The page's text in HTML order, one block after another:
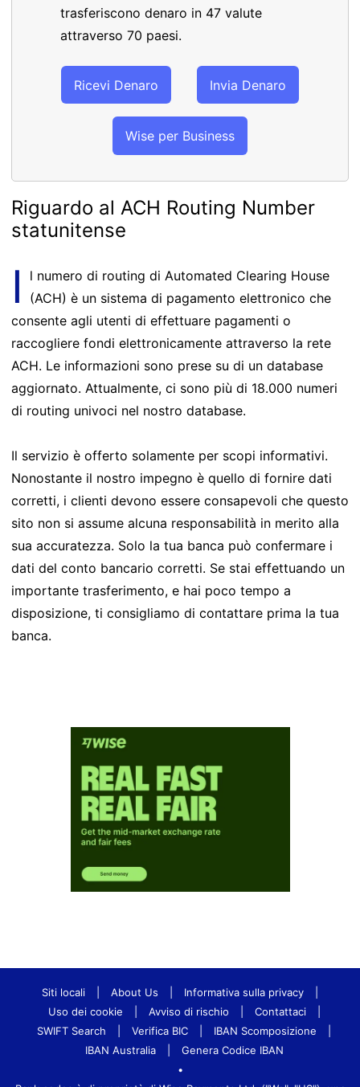
trasferiscono denaro in 47 valute
attraverso 70 paesi.
Ricevi Denaro Invia Denaro
Wise per Business
Riguardo al ACH Routing Number
statunitense
I
l numero di routing di Automated Clearing House
(ACH) è un sistema di pagamento elettronico che
consente agli utenti di effettuare pagamenti o
raccogliere fondi elettronicamente attraverso la rete
ACH. Le informazioni sono prese su di un database
aggiornato. Attualmente, ci sono più di 18.000 numeri
di routing univoci nel nostro database.
Il servizio è offerto solamente per scopi informativi.
Nonostante il nostro impegno è quello di fornire dati
corretti, i clienti devono essere consapevoli che questo
sito non si assume alcuna responsabilità in merito alla
sua accuratezza. Solo la tua banca può confermare i
dati del conto bancario corretti. Se stai effettuando un
importante trasferimento, e hai poco tempo a
disposizione, ti consigliamo di contattare prima la tua
banca.
Siti locali About Us Informativa sulla privacy
Uso dei cookie
Avviso di rischio Contattaci
SWIFT Search
Verifica BIC IBAN Scomposizione
IBAN Australia
Genera Codice IBAN
•